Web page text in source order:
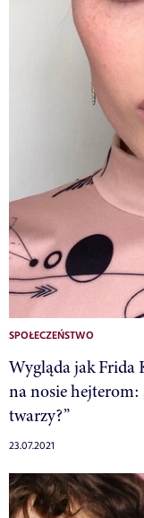
SPOŁECZEŃSTWO
Wygląda jak
na nosie hejterom:
twarzy?”
23.07.2021